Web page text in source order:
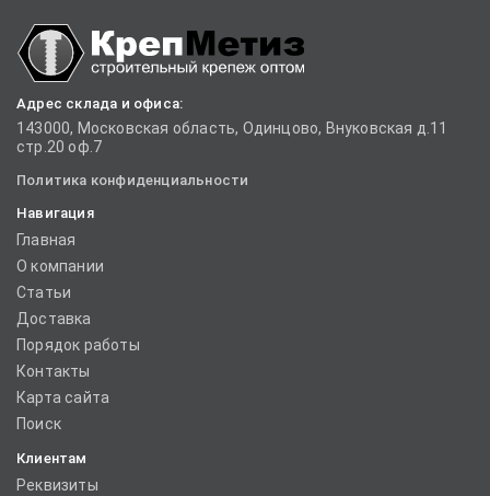
Адрес склада и офиса:
143000, Московская область, Одинцово, Внуковская д.11
стр.20 оф.7
Политика конфиденциальности
Навигация
Главная
О компании
Статьи
Доставка
Порядок работы
Контакты
Карта сайта
Поиск
Клиентам
Реквизиты